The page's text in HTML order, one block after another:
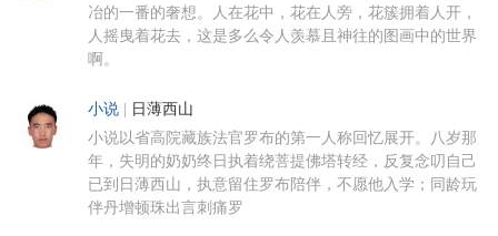
冶的一番的奢想。人在花中，花在人旁，花簇拥着人开，
人摇曳着花去，这是多么令人羡慕且神往的图画中的世界
啊。
小说 日薄西山
小说以省高院藏族法官罗布的第一人称回忆展开。八岁那
年，失明的奶奶终日执着绕菩提佛塔转经，反复念叨自己
已到日薄西山，执意留住罗布陪伴，不愿他入学；同龄玩
伴丹增顿珠出言刺痛罗